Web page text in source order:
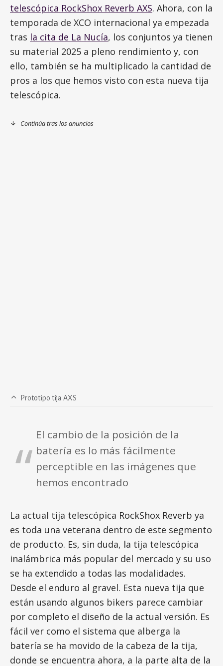
telescópica RockShox Reverb AXS. Ahora, con la
temporada de XCO internacional ya empezada
tras la cita de La Nucía, los conjuntos ya tienen
su material 2025 a pleno rendimiento y, con
ello, también se ha multiplicado la cantidad de
pros a los que hemos visto con esta nueva tija
telescópica.
Continúa tras los anuncios
Prototipo tija AXS
El cambio de la posición de la
batería es lo más fácilmente
perceptible en las imágenes que
hemos encontrado
La actual tija telescópica RockShox Reverb ya
es toda una veterana dentro de este segmento
de producto. Es, sin duda, la tija telescópica
inalámbrica más popular del mercado y su uso
se ha extendido a todas las modalidades.
Desde el enduro al gravel. Esta nueva tija que
están usando algunos bikers parece cambiar
por completo el diseño de la actual versión. Es
fácil ver como el sistema que alberga la
batería se ha movido de la cabeza de la tija,
donde se encuentra ahora, a la parte alta de la